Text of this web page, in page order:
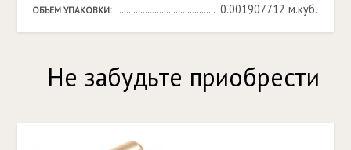
ОБЪЕМ УПАКОВКИ: 0.001907712 м.куб.
Не забудьте приобрести